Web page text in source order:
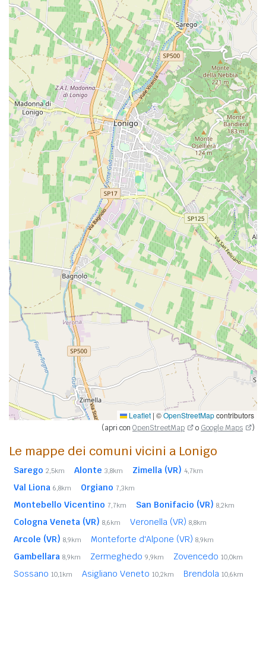
Leaflet | ©OpenStreetMapcontributors
(apri con OpenStreetMap o Google Maps )
Le mappe dei comuni vicini a Lonigo
Sarego 2,5km Alonte 3,8km Zimella (VR) 4,7km
Val Liona 6,8km Orgiano 7,3km
Montebello Vicentino 7,7km San Bonifacio (VR) 8,2km
Cologna Veneta (VR) 8,6km Veronella (VR) 8,8km
Arcole (VR) 8,9km Monteforte d'Alpone (VR) 8,9km
Gambellara 8,9km Zermeghedo 9,9km Zovencedo 10,0km
Sossano 10,1km Asigliano Veneto 10,2km Brendola 10,6km